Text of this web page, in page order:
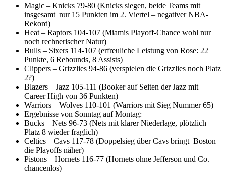
Magic – Knicks 79-80 (Knicks siegen, beide Teams mit
insgesamt nur 15 Punkten im 2. Viertel – negativer NBA-
Rekord)
Heat – Raptors 104-107 (Miamis Playoff-Chance wohl nur
noch rechnerischer Natur)
Bulls – Sixers 114-107 (erfreuliche Leistung von Rose: 22
Punkte, 6 Rebounds, 8 Assists)
Clippers – Grizzlies 94-86 (verspielen die Grizzlies noch Platz
2?)
Blazers – Jazz 105-111 (Booker auf Seiten der Jazz mit
Career High von 36 Punkten)
Warriors – Wolves 110-101 (Warriors mit Sieg Nummer 65)
Ergebnisse von Sonntag auf Montag:
Bucks – Nets 96-73 (Nets mit klarer Niederlage, plötzlich
Platz 8 wieder fraglich)
Celtics – Cavs 117-78 (Doppelsieg über Cavs bringt Boston
die Playoffs näher)
Pistons – Hornets 116-77 (Hornets ohne Jefferson und Co.
chancenlos)